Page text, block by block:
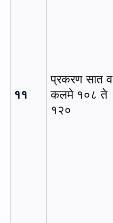
११
प्रकरण सात व
कलमे १०८ ते
१२०